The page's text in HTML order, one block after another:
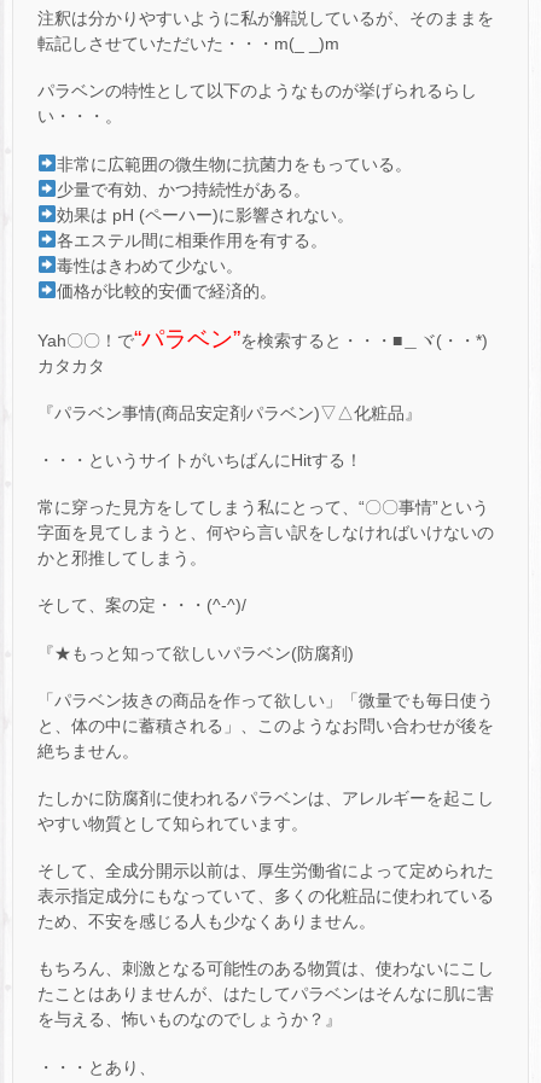
注釈は分かりやすいように私が解説しているが、そのままを
転記しさせていただいた・・・m(_ _)m
パラベンの特性として以下のようなものが挙げられるらし
い・・・。
非常に広範囲の微生物に抗菌力をもっている。
少量で有効、かつ持続性がある。
効果は pH (ペーハー)に影響されない。
各エステル間に相乗作用を有する。
毒性はきわめて少ない。
価格が比較的安価で経済的。
Yah〇〇！で“パラベン”を検索すると・・・■＿ヾ(・・*)
カタカタ
『パラベン事情(商品安定剤パラベン)▽△化粧品』
・・・というサイトがいちばんにHitする！
常に穿った見方をしてしまう私にとって、“〇〇事情”という
字面を見てしまうと、何やら言い訳をしなければいけないの
かと邪推してしまう。
そして、案の定・・・(^-^)/
『★もっと知って欲しいパラベン(防腐剤)
「パラベン抜きの商品を作って欲しい」「微量でも毎日使う
と、体の中に蓄積される」、このようなお問い合わせが後を
絶ちません。
たしかに防腐剤に使われるパラベンは、アレルギーを起こし
やすい物質として知られています。
そして、全成分開示以前は、厚生労働省によって定められた
表示指定成分にもなっていて、多くの化粧品に使われている
ため、不安を感じる人も少なくありません。
もちろん、刺激となる可能性のある物質は、使わないにこし
たことはありませんが、はたしてパラベンはそんなに肌に害
を与える、怖いものなのでしょうか？』
・・・とあり、